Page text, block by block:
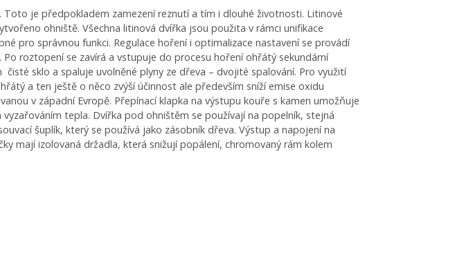
je předpokladem zamezení reznutí a tím i dlouhé životnosti. Litinové
ohniště. Všechna litinová dvířka jsou použita v rámci unifikace
pro správnou funkci. Regulace hoření i optimalizace nastavení se provádí
roztopení se zavírá a vstupuje do procesu hoření ohřátý sekundární
sklo a spaluje uvolněné plyny ze dřeva – dvojité spalování. Pro využití
a ten ještě o něco zvýší účinnost ale především sníží emise oxidu
v západní Evropě. Přepínací klapka na výstupu kouře s kamen umožňuje
tepla. Dvířka pod ohništěm se používají na popelník, stejná
šuplík, který se používá jako zásobník dřeva. Výstup a napojení na
mají izolovaná držadla, která snižují popálení, chromovaný rám kolem